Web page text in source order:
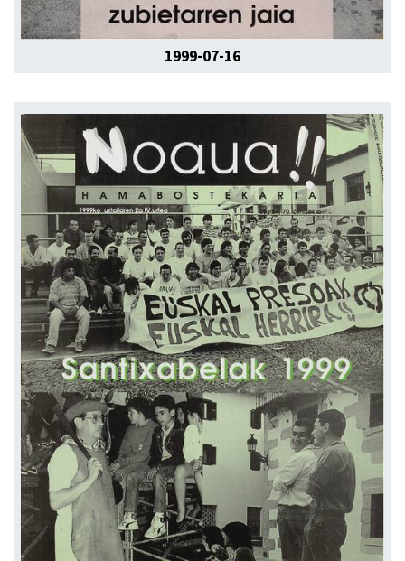
1999-07-16